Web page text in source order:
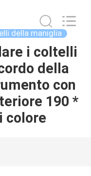
della maniglia
i coltelli
della
con
190 *
colore